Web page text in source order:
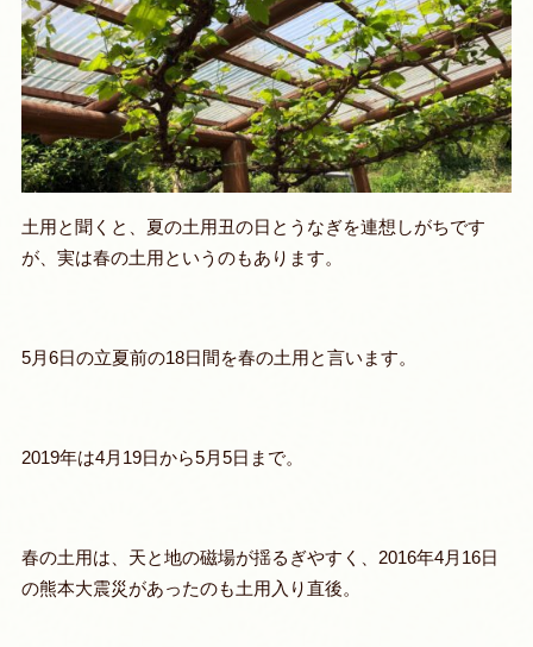
土用と聞くと、夏の土用丑の日とうなぎを連想しがちです
が、実は春の土用というのもあります。
5月6日の立夏前の18日間を春の土用と言います。
2019年は4月19日から5月5日まで。
春の土用は、天と地の磁場が揺るぎやすく、2016年4月16日
の熊本大震災があったのも土用入り直後。